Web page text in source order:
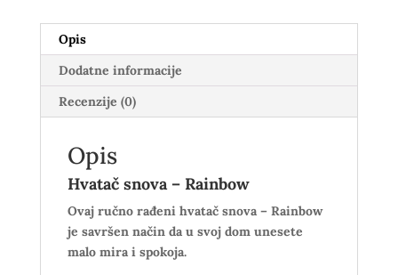
Opis
Dodatne informacije
Recenzije (0)
Opis
Hvatač snova – Rainbow
Ovaj ručno rađeni hvatač snova – Rainbow
je savršen način da u svoj dom unesete
malo mira i spokoja.